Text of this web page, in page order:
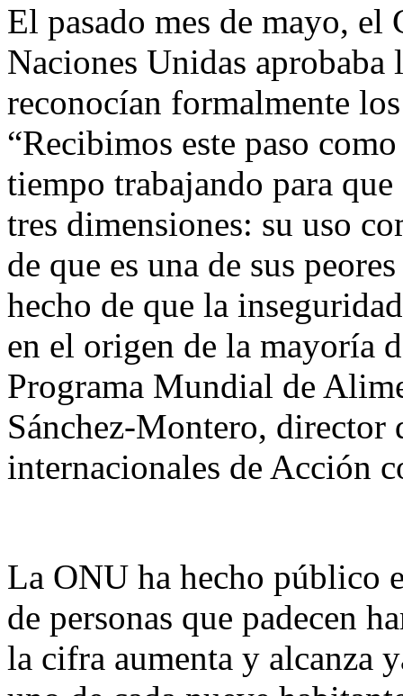
El pasado mes de mayo, el
Naciones Unidas
reconocían formalmente
“Recibimos este paso
tiempo trabajando para
tres dimensiones: su uso
de que es una de sus
hecho de que la
en el origen de la mayoría
Programa Mundial de
Sánchez-Montero, director
internacionales de Acción
La ONU ha hecho público
de personas que padecen
la cifra aumenta y alcanza